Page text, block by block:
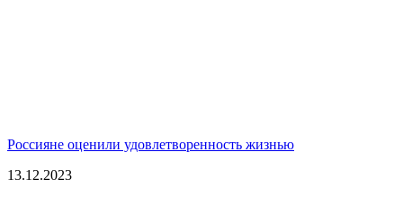
Россияне оценили удовлетворенность жизнью
13.12.2023